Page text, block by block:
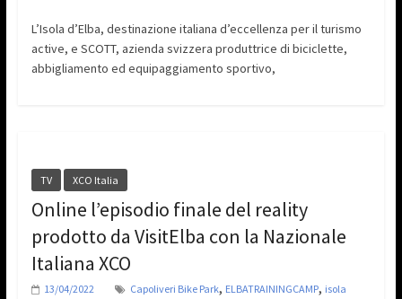
L’Isola d’Elba, destinazione italiana d’eccellenza per il turismo
active, e SCOTT, azienda svizzera produttrice di biciclette,
abbigliamento ed equipaggiamento sportivo,
TV XCO Italia
Online l’episodio finale del reality
prodotto da VisitElba con la Nazionale
Italiana XCO
13/04/2022 Capoliveri Bike Park, ELBATRAININGCAMP, isola